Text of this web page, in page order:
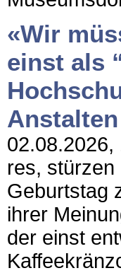
«Wir
einst als
res, stürzen
Geburtstag
ihrer
der einst